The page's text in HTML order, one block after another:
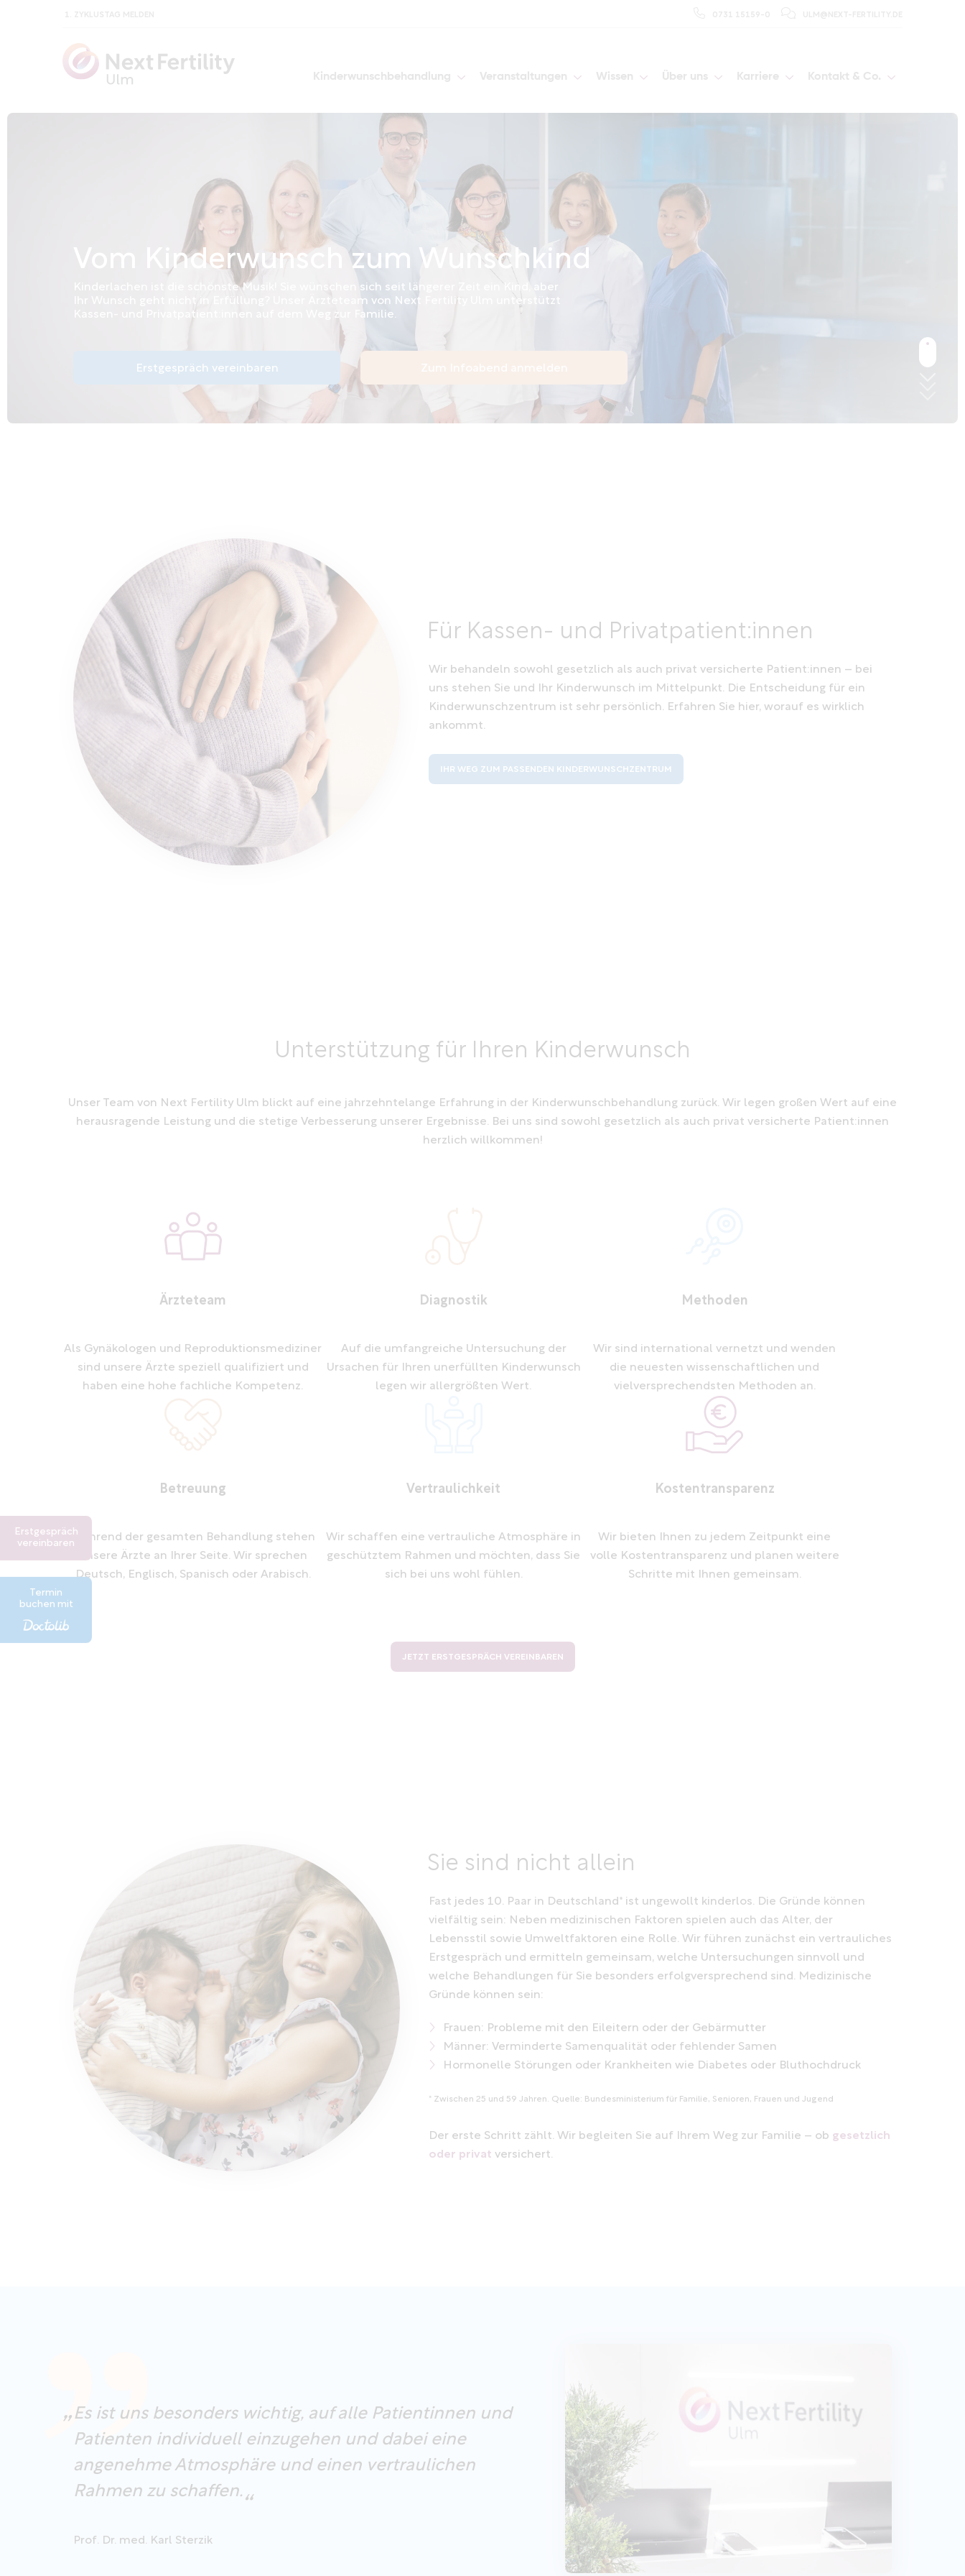
Kinderwunschbehandlung Veranstaltungen Wissen Über uns Karriere Kontakt & Co.
Vom Kinderwunsch zum Wunschkind
Kinderlachen ist die schönste Musik! Sie wünschen sich seit längerer Zeit ein Kind, aber
Ihr Wunsch geht nicht in Erfüllung? Unser Ärzteteam von Next Fertility Ulm unterstützt
Kassen- und Privatpatient:innen auf dem Weg zur Familie.
Erstgespräch vereinbaren
Termin
buchen mit
Erstgespräch
vereinbaren
Für Kassen- und Privatpatient:innen
Wir behandeln sowohl gesetzlich als auch privat versicherte Patient:innen – bei
uns stehen Sie und Ihr Kinderwunsch im Mittelpunkt. Die Entscheidung für ein
Kinderwunschzentrum ist sehr persönlich. Erfahren Sie hier, worauf es wirklich
ankommt.
IHR WEG ZUM PASSENDEN KINDERWUNSCHZENTRUM
Unterstützung für Ihren Kinderwunsch
Unser Team von Next Fertility Ulm blickt auf eine jahrzehntelange Erfahrung in der Kinderwunschbehandlung zurück. Wir legen großen Wert auf eine
herausragende Leistung und die stetige Verbesserung unserer Ergebnisse. Bei uns sind sowohl gesetzlich als auch privat versicherte Patient:innen
herzlich willkommen!
Ärzteteam
Als Gynäkologen und Reproduktionsmediziner
sind unsere Ärzte speziell qualifiziert und
haben eine hohe fachliche Kompetenz.
Diagnostik
Auf die umfangreiche Untersuchung der
Ursachen für Ihren unerfüllten Kinderwunsch
legen wir allergrößten Wert.
Methoden
Wir sind international vernetzt und wenden
die neuesten wissenschaftlichen und
vielversprechendsten Methoden an.
Betreuung
Während der gesamten Behandlung stehen
unsere Ärzte an Ihrer Seite. Wir sprechen
Deutsch, Englisch, Spanisch oder Arabisch.
Vertraulichkeit
Wir schaffen eine vertrauliche Atmosphäre in
geschütztem Rahmen und möchten, dass Sie
sich bei uns wohl fühlen.
Kostentransparenz
Wir bieten Ihnen zu jedem Zeitpunkt eine
volle Kostentransparenz und planen weitere
Schritte mit Ihnen gemeinsam.
JETZT ERSTGESPRÄCH VEREINBAREN
Sie sind nicht allein
Fast jedes 10. Paar in Deutschland* ist ungewollt kinderlos. Die Gründe können
vielfältig sein: Neben medizinischen Faktoren spielen auch das Alter, der
Lebensstil sowie Umweltfaktoren eine Rolle. Wir führen zunächst ein vertrauliches
Erstgespräch und ermitteln gemeinsam, welche Untersuchungen sinnvoll und
welche Behandlungen für Sie besonders erfolgversprechend sind. Medizinische
Gründe können sein:
Frauen: Probleme mit den Eileitern oder der Gebärmutter
Männer: Verminderte Samenqualität oder fehlender Samen
Hormonelle Störungen oder Krankheiten wie Diabetes oder Bluthochdruck
* Zwischen 25 und 59 Jahren. Quelle: Bundesministerium für Familie, Senioren, Frauen und Jugend
Der erste Schritt zählt. Wir begleiten Sie auf Ihrem Weg zur Familie – ob gesetzlich
oder privat versichert.
Es ist uns besonders wichtig, auf alle Patientinnen und
Patienten individuell einzugehen und dabei eine
angenehme Atmosphäre und einen vertraulichen
Rahmen zu schaffen.
Prof. Dr. med. Karl Sterzik